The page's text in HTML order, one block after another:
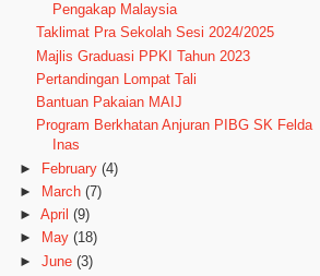
Pengakap Malaysia
Taklimat Pra Sekolah Sesi 2024/2025
Majlis Graduasi PPKI Tahun 2023
Pertandingan Lompat Tali
Bantuan Pakaian MAIJ
Program Berkhatan Anjuran PIBG SK Felda
Inas
► February (4)
►
March (7)
► April (9)
►
May (18)
► June (3)